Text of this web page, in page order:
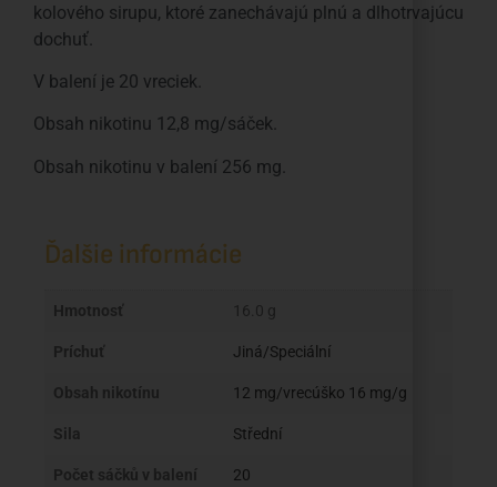
kolového sirupu, ktoré zanechávajú plnú a dlhotrvajúcu
dochuť.
V balení je 20 vreciek.
Obsah nikotinu 12,8 mg/sáček.
Obsah nikotinu v balení 256 mg.
Ďalšie informácie
Hmotnosť 16.0 g
Príchuť Jiná/Speciální
Obsah nikotínu 12 mg/vrecúško 16 mg/g
Sila Střední
Počet sáčků v balení 20